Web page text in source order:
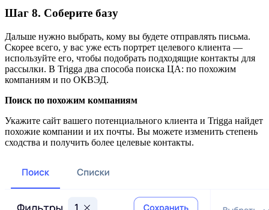
Шаг 8. Соберите базу
Дальше нужно выбрать, кому вы будете отправлять письма.
Скорее всего, у вас уже есть портрет целевого клиента —
используйте его, чтобы подобрать подходящие контакты для
рассылки. В Trigga два способа поиска ЦА: по похожим
компаниям и по ОКВЭД.
Поиск по похожим компаниям
Укажите сайт вашего потенциального клиента и Trigga найдет
похожие компании и их почты. Вы можете изменить степень
сходства и получить более целевые контакты.